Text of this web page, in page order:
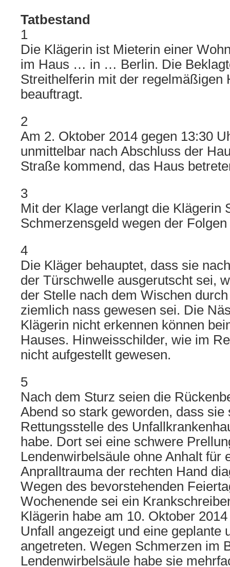
Tatbestand
1
Die Klägerin ist Mieterin einer
im Haus … in … Berlin. Die
Streithelferin mit der regelmäßigen
beauftragt.
2
Am 2. Oktober 2014 gegen 13:30
unmittelbar nach Abschluss der
Straße kommend, das Haus
3
Mit der Klage verlangt die Klägerin
Schmerzensgeld wegen der
4
Die Kläger behauptet, dass sie
der Türschwelle ausgerutscht sei,
der Stelle nach dem Wischen
ziemlich nass gewesen sei. Die
Klägerin nicht erkennen können
Hauses. Hinweisschilder, wie im
nicht aufgestellt gewesen.
5
Nach dem Sturz seien die
Abend so stark geworden, dass sie
Rettungsstelle des
habe. Dort sei eine schwere
Lendenwirbelsäule ohne Anhalt für
Anpralltrauma der rechten Hand
Wegen des bevorstehenden
Wochenende sei ein
Klägerin habe am 10. Oktober
Unfall angezeigt und eine geplante
angetreten. Wegen Schmerzen im
Lendenwirbelsäule habe sie